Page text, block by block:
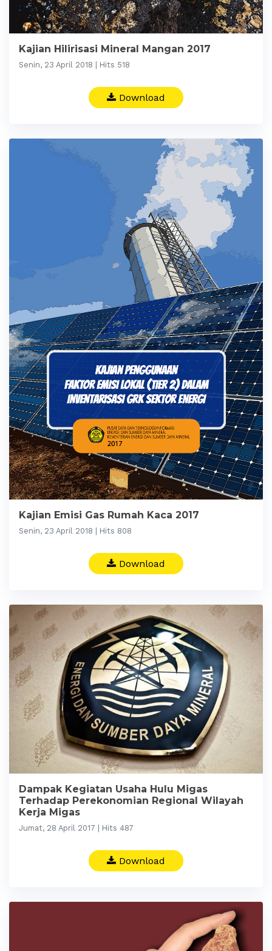
Kajian Hilirisasi Mineral Mangan 2017
Senin, 23 April 2018 | Hits 518
Download
Kajian Emisi Gas Rumah Kaca 2017
Senin, 23 April 2018 | Hits 808
Download
Dampak Kegiatan Usaha Hulu Migas
Terhadap Perekonomian Regional Wilayah
Kerja Migas
Jumat, 28 April 2017 | Hits 487
Download